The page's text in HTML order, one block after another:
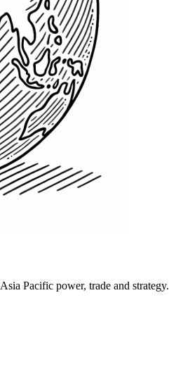
Pacific power, trade and strategy.